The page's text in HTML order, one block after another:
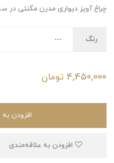
چراغ آویز دیواری مدرن مگنتی در
رنگ
4,450,000 تومان
افزودن